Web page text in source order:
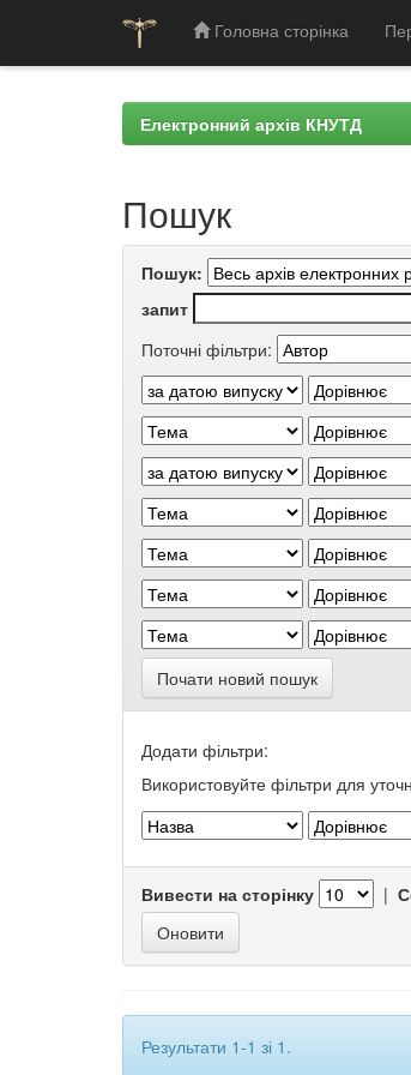
Головна сторінка
Електронний архів КНУТД
Пошук
Пошук:
запит
Поточні фільтри:
Почати новий пошук
Додати фільтри:
Використовуйте фільтри для
Вивести на сторінку |
Результати 1-1 зі 1.